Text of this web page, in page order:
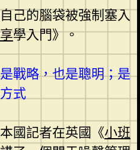
己的腦袋被強制塞入
學入門》。
戰略，也是聰明；是
式
國記者在英國《小班